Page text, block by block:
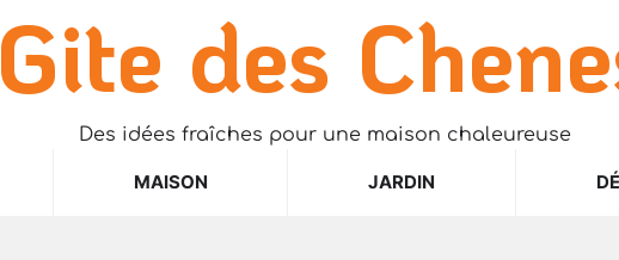
Gite des
Des idées fraîches pour une maison chaleureuse
MAISON JARDIN